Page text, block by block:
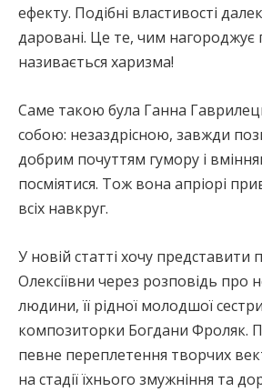
ефекту. Подібні властивості
даровані. Це те, чим
називається харизма!
Саме такою була Ганна
собою: незаздрісною, завжди
добрим почуттям гумору і
посміятися. Тож вона апріорі
всіх навкруг.
У новій статті хочу представити
Олексіївни через розповідь про
людини, її рідної молодшої
композиторки Богдани Фроляк.
певне переплетення творчих
на стадії їхнього змужніння та